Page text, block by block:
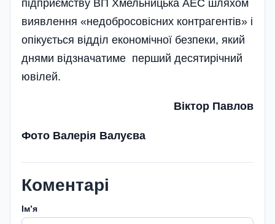
підприємству ВП Хмельницька АЕС шляхом
виявлення «недобросовісних контрагентів» і
опікується відділ економічної безпеки, який
днями відзначатиме перший десятирічний
ювілей.
Віктор Павлов
Фото Валерія Валуєва
Коментарі
Імʼя